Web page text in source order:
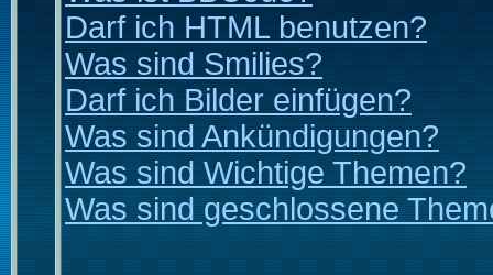
Darf ich HTML benutzen?
Was sind Smilies?
Darf ich Bilder einfügen?
Was sind Ankündigungen?
Was sind Wichtige Themen?
Was sind geschlossene